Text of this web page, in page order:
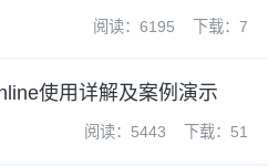
阅读：6195 下载：7
使用详解及案例演示
阅读：5443 下载：51